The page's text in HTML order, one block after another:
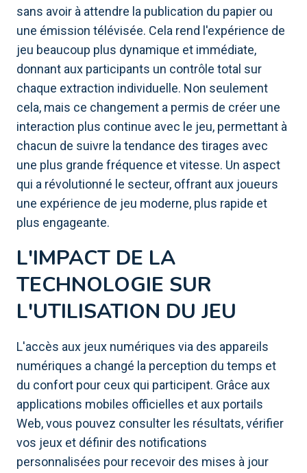
sans avoir à attendre la publication du papier ou
une émission télévisée. Cela rend l'expérience de
jeu beaucoup plus dynamique et immédiate,
donnant aux participants un contrôle total sur
chaque extraction individuelle. Non seulement
cela, mais ce changement a permis de créer une
interaction plus continue avec le jeu, permettant à
chacun de suivre la tendance des tirages avec
une plus grande fréquence et vitesse. Un aspect
qui a révolutionné le secteur, offrant aux joueurs
une expérience de jeu moderne, plus rapide et
plus engageante.
L'IMPACT DE LA
TECHNOLOGIE SUR
L'UTILISATION DU JEU
L'accès aux jeux numériques via des appareils
numériques a changé la perception du temps et
du confort pour ceux qui participent. Grâce aux
applications mobiles officielles et aux portails
Web, vous pouvez consulter les résultats, vérifier
vos jeux et définir des notifications
personnalisées pour recevoir des mises à jour